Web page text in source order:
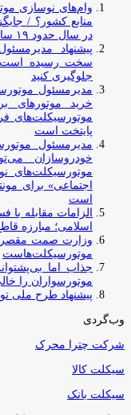
وام‌های نوسازی
در سال حدود ۱۹ سال طول می‌کشد
پیشنهاد
سخت رسیده است؛
جلوگیری کنید
مدیرمسئول
خرید موتورهای
موتورسیکلت‌های
پایتخت است
مدیرمسئول
خودروسازان
موتورسیکلت‌های
اجتماعی» برای
است
الزامات مقابله با
اسلامی؛ مبارزه
وزارت صمت مقصر
موتورسیکلت‌هاست
جذاب اما
موتورسواران را
پیشنهاد طرح ملی
وب‌گردی
شرکت چترا محرک
سیکلت کالا
سیکلت بانک